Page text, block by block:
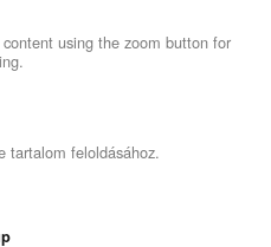
using the zoom button for
tartalom feloldásához.